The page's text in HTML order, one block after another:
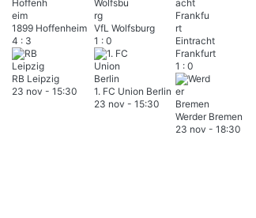
1899 Hoffenheim
4 : 3
RB Leipzig
23 nov - 15:30
VfL Wolfsburg
1 : 0
1. FC Union Berlin
23 nov - 15:30
Eintracht
Frankfurt
1 : 0
Werder Bremen
23 nov - 18:30